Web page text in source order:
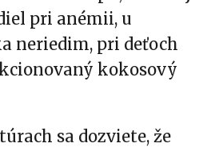
pri anémii, u
neriedim, pri deťoch
kokosový
sa dozviete, že